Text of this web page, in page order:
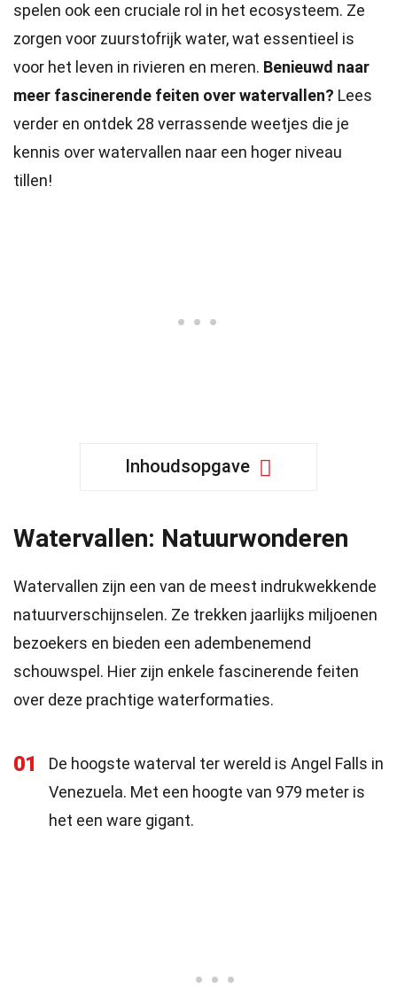
spelen ook een cruciale rol in het ecosysteem. Ze
zorgen voor zuurstofrijk water, wat essentieel is
voor het leven in rivieren en meren. Benieuwd naar
meer fascinerende feiten over watervallen? Lees
verder en ontdek 28 verrassende weetjes die je
kennis over watervallen naar een hoger niveau
tillen!
Inhoudsopgave
Watervallen: Natuurwonderen
Watervallen zijn een van de meest indrukwekkende
natuurverschijnselen. Ze trekken jaarlijks miljoenen
bezoekers en bieden een adembenemend
schouwspel. Hier zijn enkele fascinerende feiten
over deze prachtige waterformaties.
01
De hoogste waterval ter wereld is Angel Falls in
Venezuela. Met een hoogte van 979 meter is
het een ware gigant.